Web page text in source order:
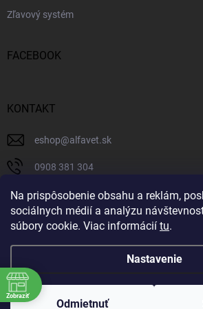
Na prispôsobenie obsahu a reklám,
sociálnych médií a analýzu
súbory cookie. Viac informácií tu.
Nastavenie
Odmietnuť
Zľavový systém
FACEBOOK
KONTAKT
eshop@alfavet.sk
0908 381 304
0908 381 304
Facebook
Copyright 2026AlfaVet veterinárna lekáreň.
Upraviť nastavenie cookies
Zobraziť